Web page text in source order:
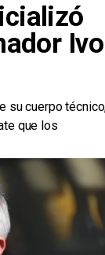
Ivo
su cuerpo
que los